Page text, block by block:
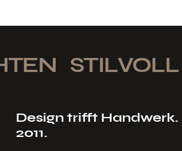
Design trifft Handwerk.
2011.